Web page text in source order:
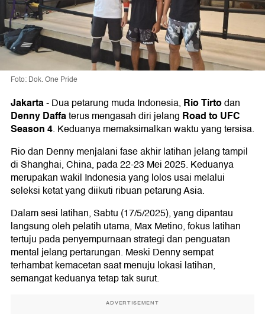
Foto: Dok. One Pride
Jakarta-Dua petarung muda Indonesia, Rio Tirtodan
Denny Daffaterus mengasah diri jelang Road to UFC
Season 4. Keduanya memaksimalkan waktu yang tersisa.
Rio dan Denny menjalani fase akhir latihan jelang tampil
di Shanghai, China, pada 22-23 Mei 2025. Keduanya
merupakan wakil Indonesia yang lolos usai melalui
seleksi ketat yang diikuti ribuan petarung Asia.
Dalam sesi latihan, Sabtu (17/5/2025), yang dipantau
langsung oleh pelatih utama, Max Metino, fokus latihan
tertuju pada penyempurnaan strategi dan penguatan
mental jelang pertarungan. Meski Denny sempat
terhambat kemacetan saat menuju lokasi latihan,
semangat keduanya tetap tak surut.
ADVERTISEMENT